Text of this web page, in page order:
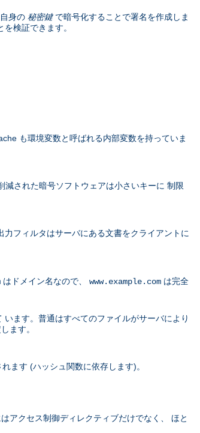
身の 秘密鍵で暗号化することで署名を作成しま
検証できます。
も環境変数と呼ばれる内部変数を持っていま
された暗号ソフトウェアは小さいキーに 制限
フィルタはサーバにある文書をクライアントに
はドメイン名なので、 www.example.com は完全
ます。普通はすべてのファイルがサーバにより
ます。
ます (ハッシュ関数に依存します)。
アクセス制御ディレクティブだけでなく、 ほと